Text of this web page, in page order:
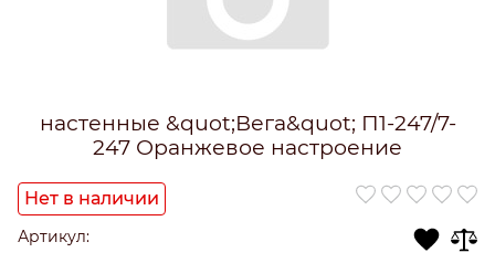
настенные &quot;Вега&quot; П1-247/7-
247 Оранжевое настроение
Нет в наличии
Артикул: